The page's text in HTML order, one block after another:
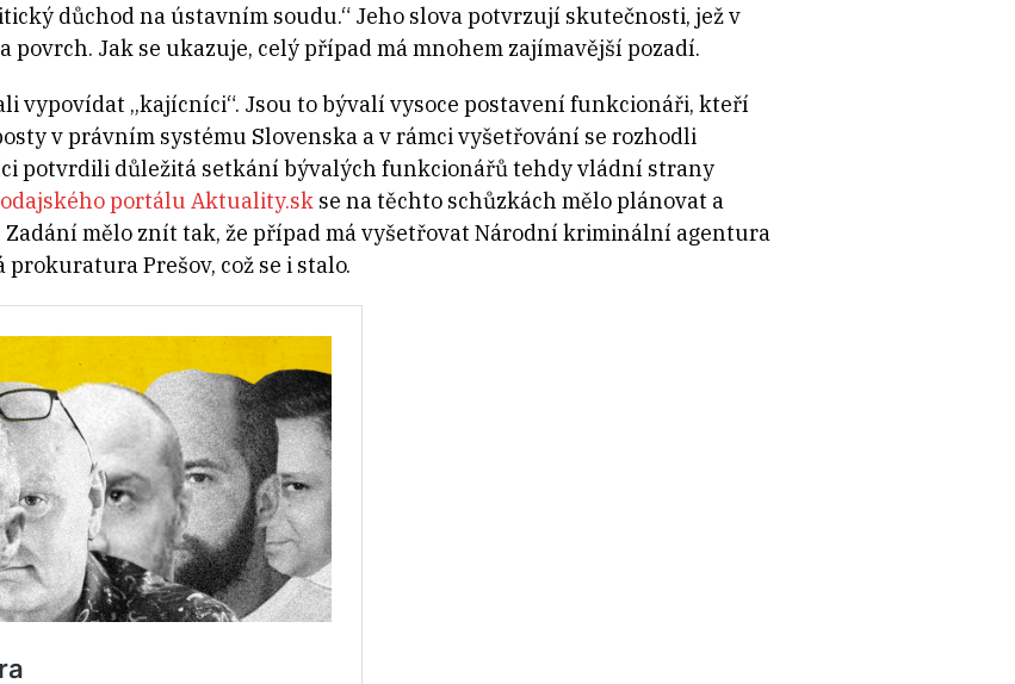
důchod na ústavním soudu.“ Jeho slova potvrzují skutečnosti, jež v
Jak se ukazuje, celý případ má mnohem zajímavější pozadí.
vypovídat „kajícníci“. Jsou to bývalí vysoce postavení funkcionáři, kteří
v právním systému Slovenska a v rámci vyšetřování se rozhodli
potvrdili důležitá setkání bývalých funkcionářů tehdy vládní strany
portálu Aktuality.skse na těchto schůzkách mělo plánovat a
mělo znít tak, že případ má vyšetřovat Národní kriminální agentura
Prešov, což se i stalo.